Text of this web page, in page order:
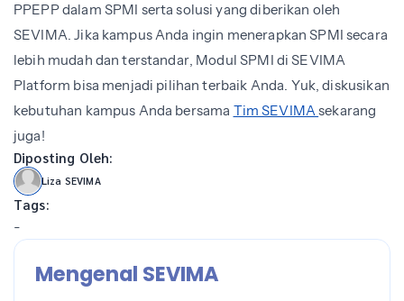
PPEPP dalam SPMI serta solusi yang diberikan oleh
SEVIMA. Jika kampus Anda ingin menerapkan SPMI secara
lebih mudah dan terstandar, Modul SPMI di SEVIMA
Platform bisa menjadi pilihan terbaik Anda. Yuk, diskusikan
kebutuhan kampus Anda bersama Tim SEVIMAsekarang
juga!
Diposting Oleh:
Liza SEVIMA
Tags:
-
Mengenal SEVIMA